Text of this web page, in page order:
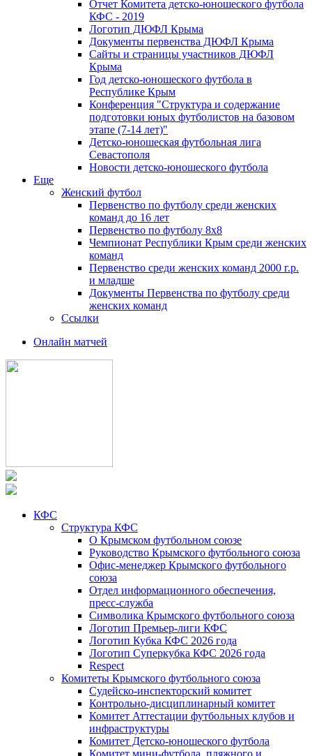
Отчет Комитета детско-юношеского футбола
КФС - 2019
Логотип ДЮФЛ Крыма
Документы первенства ДЮФЛ Крыма
Сайты и страницы участников ДЮФЛ
Крыма
Год детско-юношеского футбола в
Республике Крым
Конференция "Структура и содержание
подготовки юных футболистов на базовом
этапе (7-14 лет)"
Детско-юношеская футбольная лига
Севастополя
Новости детско-юношеского футбола
Еще
Женский футбол
Первенство по футболу среди женских
команд до 16 лет
Первенство по футболу 8х8
Чемпионат Республики Крым среди женских
команд
Первенство среди женских команд 2000 г.р.
и младше
Документы Первенства по футболу среди
женских команд
Ссылки
Онлайн матчей
КФС
Структура КФС
О Крымском футбольном союзе
Руководство Крымского футбольного союза
Офис-менеджер Крымского футбольного
союза
Отдел информационного обеспечения,
пресс-служба
Символика Крымского футбольного союза
Логотип Премьер-лиги КФС
Логотип Кубка КФС 2026 года
Логотип Суперкубка КФС 2026 года
Respect
Комитеты Крымского футбольного союза
Судейско-инспекторский комитет
Контрольно-дисциплинарный комитет
Комитет Аттестации футбольных клубов и
инфраструктуры
Комитет Детско-юношеского футбола
Комитет мини-футбола, пляжного и